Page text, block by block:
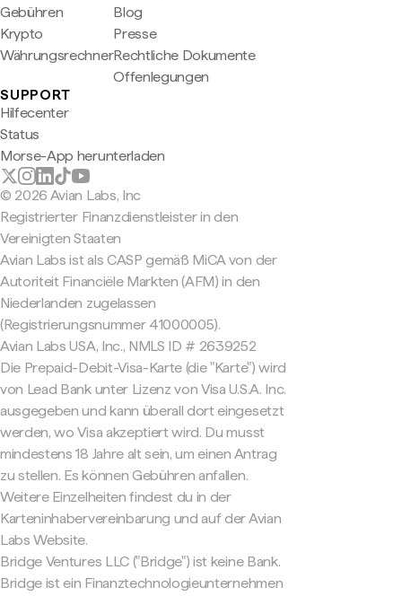
Gebühren
Krypto
Währungsrechner
Blog
Presse
Rechtliche Dokumente
Offenlegungen
SUPPORT
Hilfecenter
Status
Morse-App herunterladen
© 2026 Avian Labs, Inc
Registrierter Finanzdienstleister in den
Vereinigten Staaten
Avian Labs ist als CASP gemäß MiCA von der
Autoriteit Financiële Markten (AFM) in den
Niederlanden zugelassen
(Registrierungsnummer 41000005).
Avian Labs USA, Inc., NMLS ID # 2639252
Die Prepaid-Debit-Visa-Karte (die "Karte") wird
von Lead Bank unter Lizenz von Visa U.S.A. Inc.
ausgegeben und kann überall dort eingesetzt
werden, wo Visa akzeptiert wird. Du musst
mindestens 18 Jahre alt sein, um einen Antrag
zu stellen. Es können Gebühren anfallen.
Weitere Einzelheiten findest du in der
Karteninhabervereinbarung und auf der Avian
Labs Website.
Bridge Ventures LLC ("Bridge") ist keine Bank.
Bridge ist ein Finanztechnologieunternehmen